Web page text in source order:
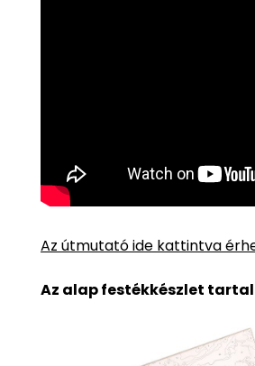
Az útmutató ide kattintva
Az alap festékkészlet